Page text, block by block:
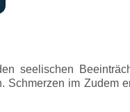
seelischen
im Zudem